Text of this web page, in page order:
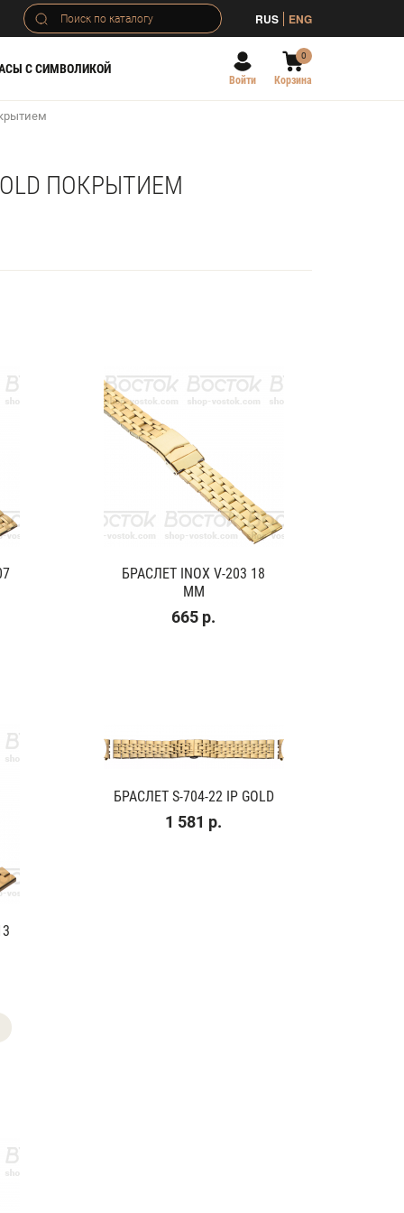
RUS ENG
С СИМВОЛИКОЙ
Войти
0
Корзина
ПОКРЫТИЕМ
БРАСЛЕТ INOX V-203 18
ММ
665 р.
БРАСЛЕТ S-704-22 IP GOLD
1 581 р.